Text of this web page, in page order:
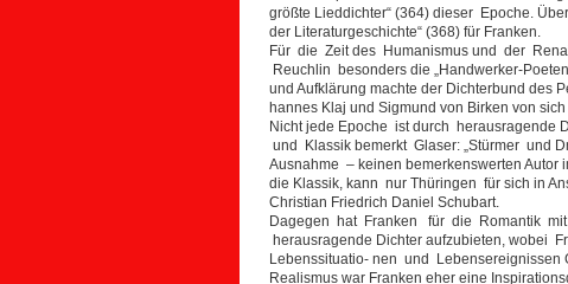
größte Lieddichter“ (364) dieser Epoche.
der Literaturgeschichte“ (368) für Franken.
Für die Zeit des Humanismus und der
Reuchlin besonders die „Handwerker-
und Aufklärung machte der Dichterbund des
hannes Klaj und Sigmund von Birken von
Nicht jede Epoche ist durch herausragende
und Klassik bemerkt Glaser: „Stürmer und
Ausnahme – keinen bemerkenswerten Autor
die Klassik, kann nur Thüringen für sich in
Christian Friedrich Daniel Schubart.
Dagegen hat Franken für die Romantik
herausragende Dichter aufzubieten, wobei
Lebenssituatio- nen und Lebensereignissen
Realismus war Franken eher eine